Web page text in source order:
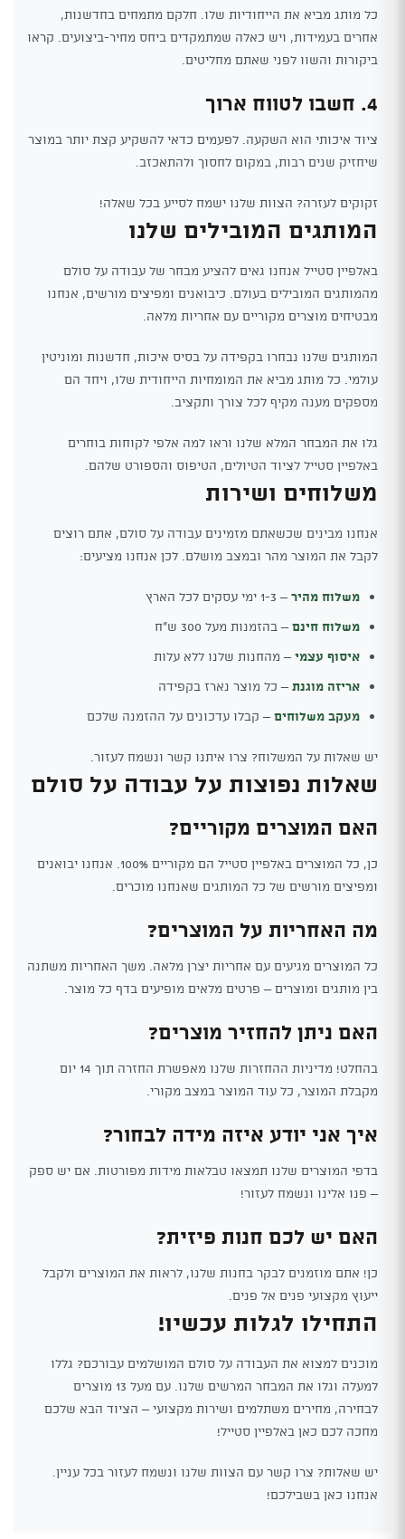
כל מותג מביא את הייחודיות שלו. חלקם מתמחים בחדשנות,
אחרים בעמידות, ויש כאלה שמתמקדים ביחס מחיר-ביצועים. קראו
ביקורות והשוו לפני שאתם מחליטים.
4. חשבו לטווח ארוך
ציוד איכותי הוא השקעה. לפעמים כדאי להשקיע קצת יותר במוצר
שיחזיק שנים רבות, במקום לחסוך ולהתאכזב.
זקוקים לעזרה? הצוות שלנו ישמח לסייע בכל שאלה!
המותגים המובילים שלנו
באלפיין סטייל אנחנו גאים להציע מבחר של עבודה על סולם
מהמותגים המובילים בעולם. כיבואנים ומפיצים מורשים, אנחנו
מבטיחים מוצרים מקוריים עם אחריות מלאה.
המותגים שלנו נבחרו בקפידה על בסיס איכות, חדשנות ומוניטין
עולמי. כל מותג מביא את המומחיות הייחודית שלו, ויחד הם
מספקים מענה מקיף לכל צורך ותקציב.
גלו את המבחר המלא שלנו וראו למה אלפי לקוחות בוחרים
באלפיין סטייל לציוד הטיולים, הטיפוס והספורט שלהם.
משלוחים ושירות
אנחנו מבינים שכשאתם מזמינים עבודה על סולם, אתם רוצים
לקבל את המוצר מהר ובמצב מושלם. לכן אנחנו מציעים:
משלוח מהיר– 1-3 ימי עסקים לכל הארץ
משלוח חינם– בהזמנות מעל 300 ש"ח
איסוף עצמי– מהחנות שלנו ללא עלות
אריזה מוגנת– כל מוצר נארז בקפידה
מעקב משלוחים– קבלו עדכונים על ההזמנה שלכם
יש שאלות על המשלוח? צרו איתנו קשר ונשמח לעזור.
שאלות נפוצות על עבודה על סולם
האם המוצרים מקוריים?
כן, כל המוצרים באלפיין סטייל הם מקוריים 100%. אנחנו יבואנים
ומפיצים מורשים של כל המותגים שאנחנו מוכרים.
מה האחריות על המוצרים?
כל המוצרים מגיעים עם אחריות יצרן מלאה. משך האחריות משתנה
בין מותגים ומוצרים – פרטים מלאים מופיעים בדף כל מוצר.
האם ניתן להחזיר מוצרים?
בהחלט! מדיניות ההחזרות שלנו מאפשרת החזרה תוך 14 יום
מקבלת המוצר, כל עוד המוצר במצב מקורי.
איך אני יודע איזה מידה לבחור?
בדפי המוצרים שלנו תמצאו טבלאות מידות מפורטות. אם יש ספק
– פנו אלינו ונשמח לעזור!
האם יש לכם חנות פיזית?
כן! אתם מוזמנים לבקר בחנות שלנו, לראות את המוצרים ולקבל
ייעוץ מקצועי פנים אל פנים.
התחילו לגלות עכשיו!
מוכנים למצוא את העבודה על סולם המושלמים עבורכם? גללו
למעלה וגלו את המבחר המרשים שלנו. עם מעל 13 מוצרים
לבחירה, מחירים משתלמים ושירות מקצועי – הציוד הבא שלכם
מחכה לכם כאן באלפיין סטייל!
יש שאלות? צרו קשר עם הצוות שלנו ונשמח לעזור בכל עניין.
אנחנו כאן בשבילכם!